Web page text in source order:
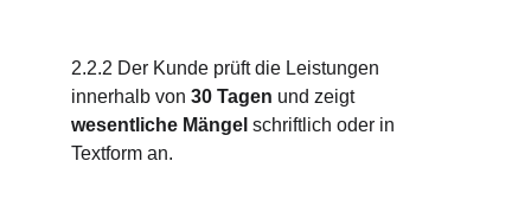
2.2.2 Der Kunde prüft die Leistungen
innerhalb von 30 Tagen und zeigt
wesentliche Mängel schriftlich oder in
Textform an.